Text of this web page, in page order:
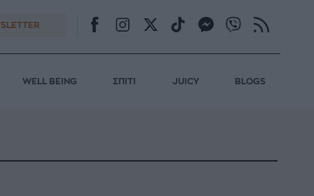
WELL BEING ΣΠΙΤΙ JUICY BLOGS